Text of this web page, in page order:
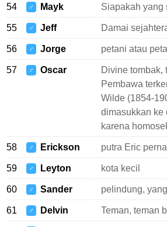
54 ♂ Mayk Siapakah yang
55 ♂ Jeff Damai
56 ♂ Jorge petani atau
57 ♂ Oscar
Divine tombak,
Pembawa
Wilde (1854-
dimasukkan ke
karena
58 ♂ Erickson putra Eric
59 ♂ Leyton kota kecil
60 ♂ Sander pelindung,
61 ♂ Delvin Teman, teman